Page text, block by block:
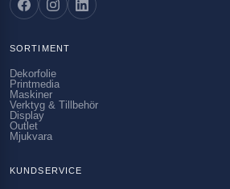
SORTIMENT
Dekorfolie
Printmedia
Maskiner
Verktyg & Tillbehör
Display
Outlet
Mjukvara
KUNDSERVICE